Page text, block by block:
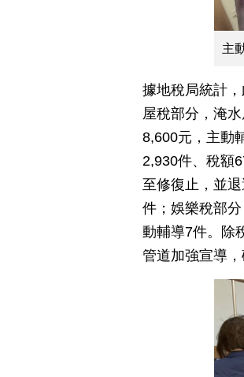
主
據地稅局統計
屋稅部分，淹
8,600元，主動
2,930件、稅額
至修復止，並
件；娛樂稅部
動輔導7件。除
管道加強宣導，